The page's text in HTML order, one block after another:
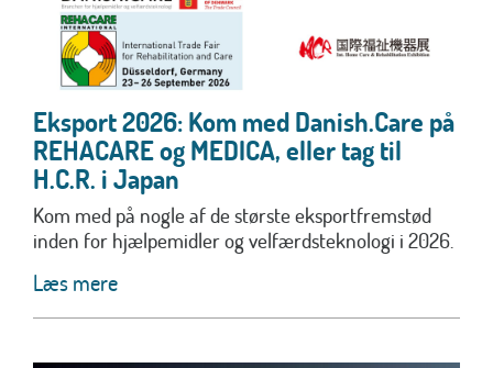
Eksport 2026: Kom med Danish.Care på
REHACARE og MEDICA, eller tag til
H.C.R. i Japan
Kom med på nogle af de største eksportfremstød
inden for hjælpemidler og velfærdsteknologi i 2026.
Læs mere